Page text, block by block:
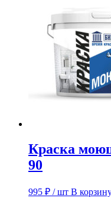
Краска
90
995 ₽ / шт В